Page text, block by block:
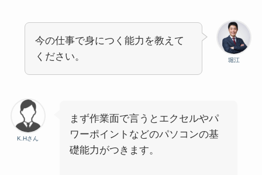
堀江
今の仕事で身につく能力を教えて
ください。
K.Hさん
まず作業面で言うとエクセルやパ
ワーポイントなどのパソコンの基
礎能力がつきます。